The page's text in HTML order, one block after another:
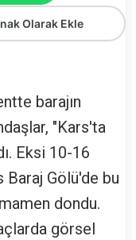
Olarak Ekle
barajın
"Kars'ta
Eksi 10-16
Baraj Gölü'de bu
dondu.
görsel